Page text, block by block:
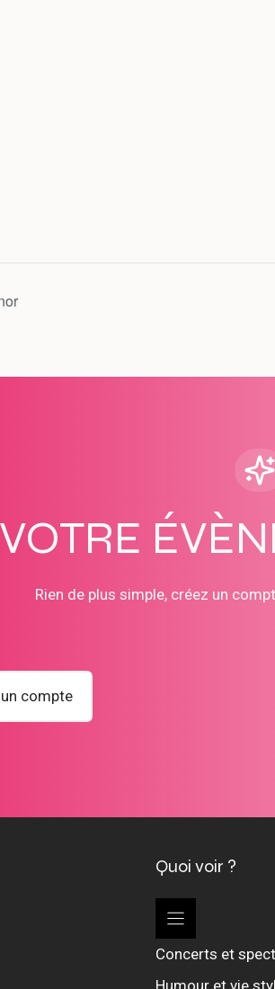
Rien de plus simple, créez un
compte
Quoi voir ?
Concerts et